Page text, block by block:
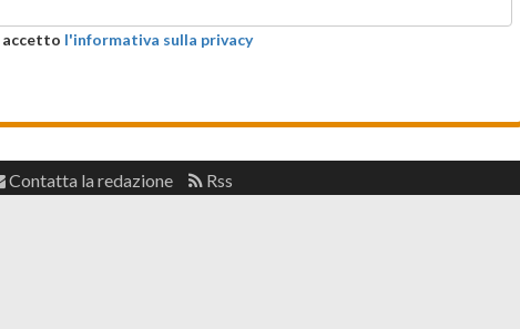
accetto l'informativa sulla privacy
Contatta la redazione Rss